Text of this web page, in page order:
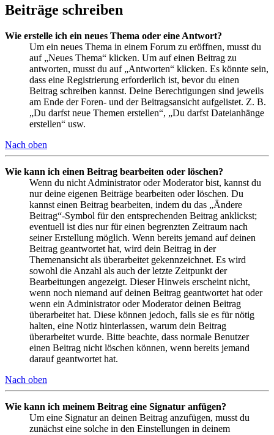
Beiträge schreiben
Wie erstelle ich ein neues Thema oder eine Antwort?
Um ein neues Thema in einem Forum zu eröffnen, musst du
auf „Neues Thema“ klicken. Um auf einen Beitrag zu
antworten, musst du auf „Antworten“ klicken. Es könnte sein,
dass eine Registrierung erforderlich ist, bevor du einen
Beitrag schreiben kannst. Deine Berechtigungen sind jeweils
am Ende der Foren- und der Beitragsansicht aufgelistet. Z. B.
„Du darfst neue Themen erstellen“, „Du darfst Dateianhänge
erstellen“ usw.
Nach oben
Wie kann ich einen Beitrag bearbeiten oder löschen?
Wenn du nicht Administrator oder Moderator bist, kannst du
nur deine eigenen Beiträge bearbeiten oder löschen. Du
kannst einen Beitrag bearbeiten, indem du das „Ändere
Beitrag“-Symbol für den entsprechenden Beitrag anklickst;
eventuell ist dies nur für einen begrenzten Zeitraum nach
seiner Erstellung möglich. Wenn bereits jemand auf deinen
Beitrag geantwortet hat, wird dein Beitrag in der
Themenansicht als überarbeitet gekennzeichnet. Es wird
sowohl die Anzahl als auch der letzte Zeitpunkt der
Bearbeitungen angezeigt. Dieser Hinweis erscheint nicht,
wenn noch niemand auf deinen Beitrag geantwortet hat oder
wenn ein Administrator oder Moderator deinen Beitrag
überarbeitet hat. Diese können jedoch, falls sie es für nötig
halten, eine Notiz hinterlassen, warum dein Beitrag
überarbeitet wurde. Bitte beachte, dass normale Benutzer
einen Beitrag nicht löschen können, wenn bereits jemand
darauf geantwortet hat.
Nach oben
Wie kann ich meinem Beitrag eine Signatur anfügen?
Um eine Signatur an deinen Beitrag anzufügen, musst du
zunächst eine solche in den Einstellungen in deinem